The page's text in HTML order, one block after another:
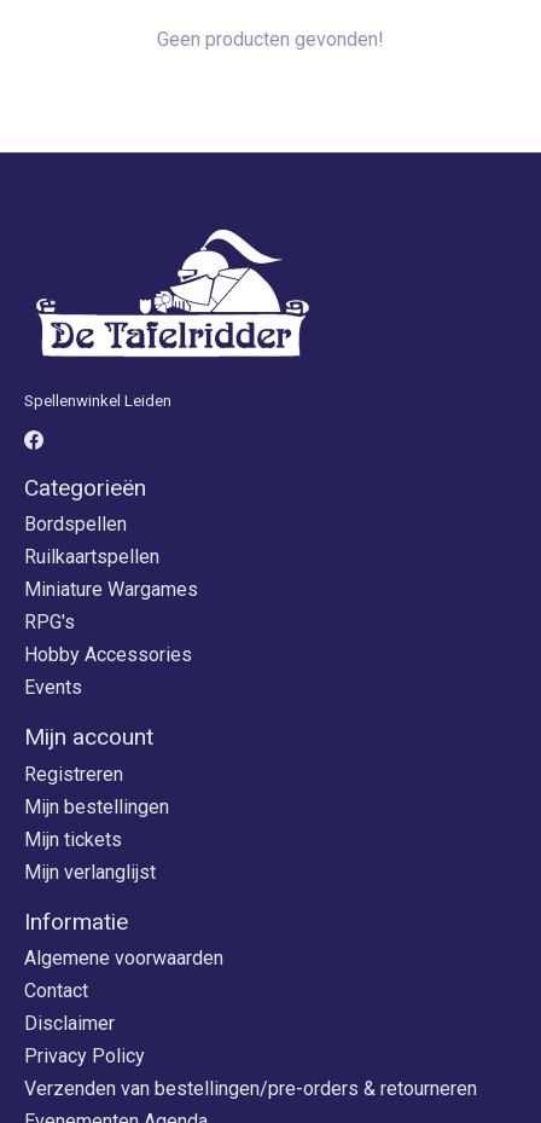
Geen producten gevonden!
Spellenwinkel Leiden
Categorieën
Bordspellen
Ruilkaartspellen
Miniature Wargames
RPG's
Hobby Accessories
Events
Mijn account
Registreren
Mijn bestellingen
Mijn tickets
Mijn verlanglijst
Informatie
Algemene voorwaarden
Contact
Disclaimer
Privacy Policy
Verzenden van bestellingen/pre-orders & retourneren